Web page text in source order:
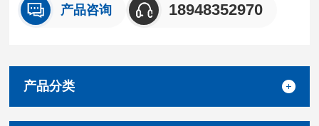
产品咨询 18948352970
产品分类